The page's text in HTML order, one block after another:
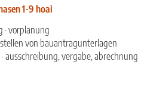
1-9 hoai
vorplanung
von bauantragunterlagen
ausschreibung, vergabe, abrechnung